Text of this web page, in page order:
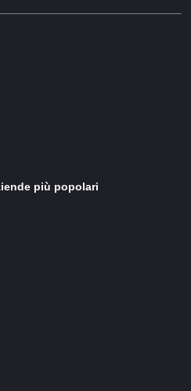
più popolari